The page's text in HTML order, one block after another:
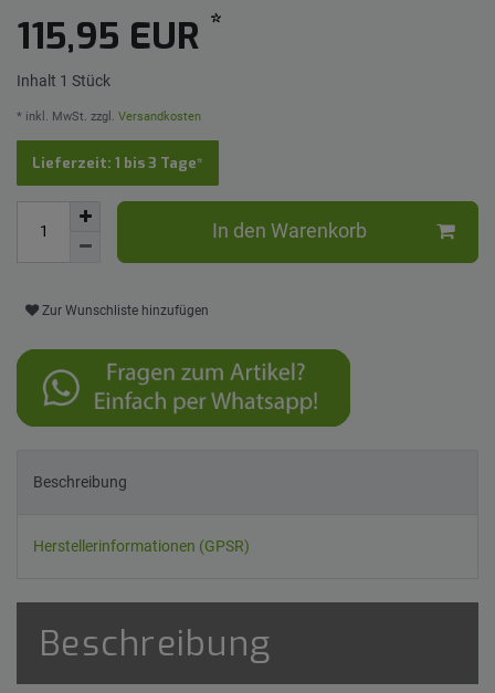
115,95 EUR *
Inhalt 1 Stück
* inkl. MwSt. zzgl. Versandkosten
Lieferzeit: 1 bis 3 Tage*
In den Warenkorb
Zur Wunschliste hinzufügen
Beschreibung
Herstellerinformationen (GPSR)
Beschreibung